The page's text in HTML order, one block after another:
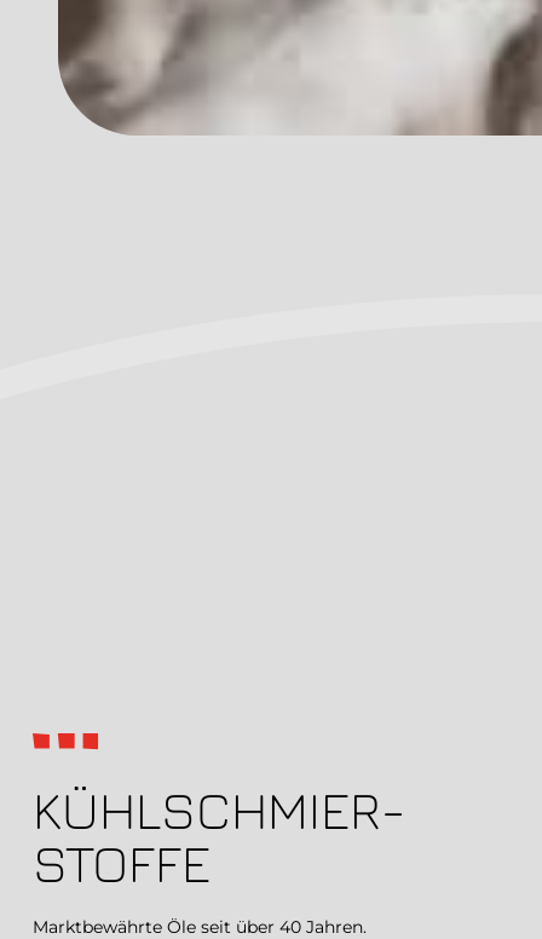
KÜHLSCHMIER­
STOFFE
Marktbewährte Öle seit über 40 Jahren.